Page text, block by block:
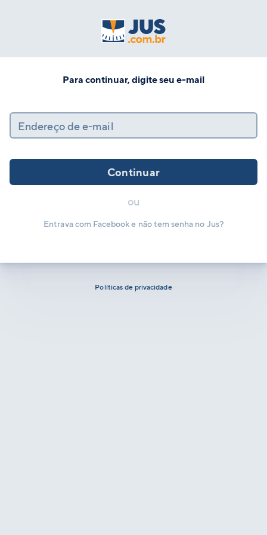
Para continuar, digite seu e-mail
Endereço de e-mail
Continuar
ou
Entrava com Facebook e não tem senha no Jus?
Políticas de privacidade